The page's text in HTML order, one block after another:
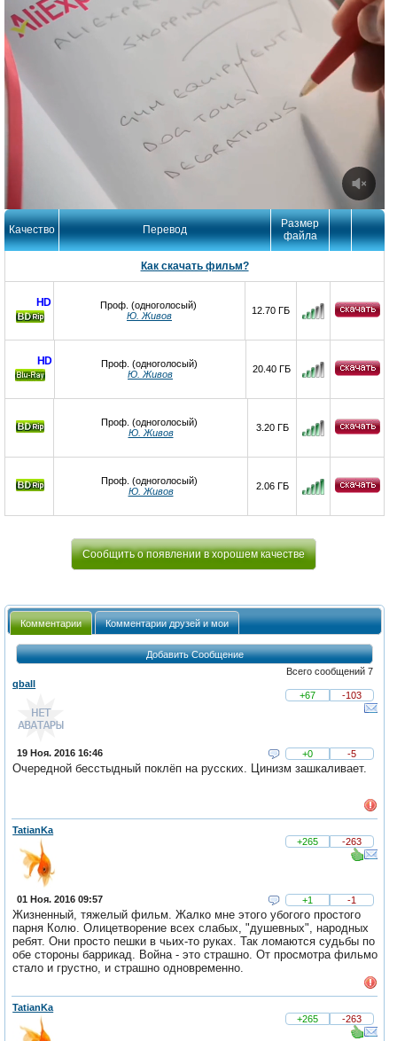
Качество Перевод
Размер
файла
Как скачать фильм?
HD
Проф. (одноголосый)
Ю. Живов
12.70 ГБ
HD
Проф. (одноголосый)
Ю. Живов
20.40 ГБ
Проф. (одноголосый)
Ю. Живов
3.20 ГБ
Проф. (одноголосый)
Ю. Живов
2.06 ГБ
Сообщить о появлении в хорошем качестве
Комментарии Комментарии друзей и мои
Добавить Сообщение
Всего сообщений 7
qball
+67
-103
19 Ноя. 2016 16:46 +0 -5
Очередной бесстыдный поклёп на русских. Цинизм зашкаливает.
TatianKa
+265
-263
01 Ноя. 2016 09:57 +1 -1
Жизненный, тяжелый фильм. Жалко мне этого убогого простого
парня Колю. Олицетворение всех слабых, "душевных", народных
ребят. Они просто пешки в чьих-то руках. Так ломаются судьбы по
обе стороны баррикад. Война - это страшно. От просмотра фильмо
стало и грустно, и страшно одновременно.
TatianKa
+265
-263